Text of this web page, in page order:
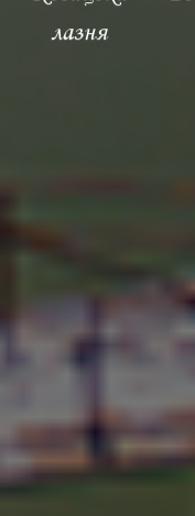
лазня